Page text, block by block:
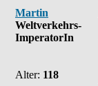
Martin
Weltverkehrs-
ImperatorIn
Alter: 118